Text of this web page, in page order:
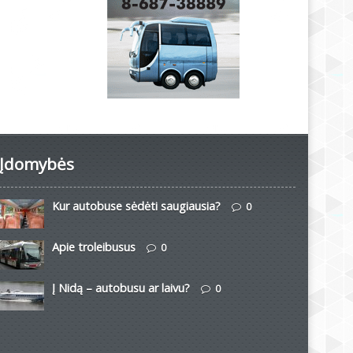
Įdomybės
Kur autobuse sėdėti saugiausia? 0
Apie troleibusus 0
Į Nidą – autobusu ar laivu? 0